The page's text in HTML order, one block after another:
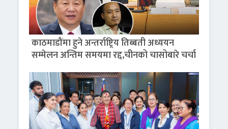
काठमाडौंमा हुने अन्तर्राष्ट्रिय तिब्बती अध्ययन
सम्मेलन अन्तिम समयमा रद्द,चीनको चासोबारे चर्चा